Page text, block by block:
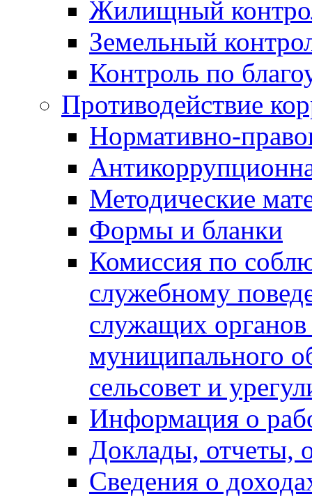
Жилищный
Земельный
Контроль по
Противодействие
Нормативно-
Методические
Формы и бланки
Комиссия по
служебному
служащих органов
муниципального
сельсовет и
Информация о
Доклады, отчеты,
Сведения о